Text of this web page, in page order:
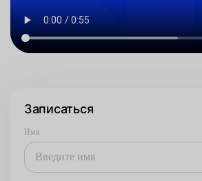
Записаться
Имя